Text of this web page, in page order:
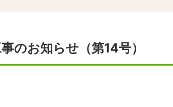
のお知らせ（第14号）